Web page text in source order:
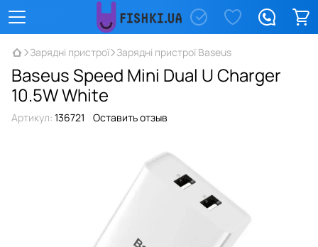
Зарядні пристрої Зарядні пристрої Baseus
Baseus Speed Mini Dual U Charger
10.5W White
Артикул: 136721 Оставить отзыв